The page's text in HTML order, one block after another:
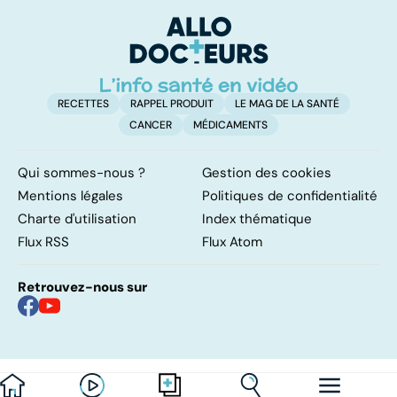
RECETTES RAPPEL PRODUIT
LE MAG DE LA SANTÉ
CANCER
MÉDICAMENTS
Qui sommes-nous ?
Gestion des cookies
Mentions légales
Politiques de confidentialité
Charte d'utilisation
Index thématique
Flux RSS
Flux Atom
Retrouvez-nous sur